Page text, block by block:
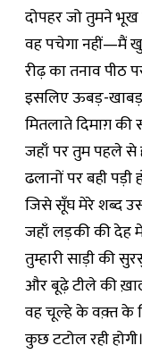
दोपहर जो तुमने
वह पचेगा नहीं—मैं
रीढ़ का तनाव पीठ
इसलिए ऊबड़-
मितलाते दिमाग़
जहाँ पर तुम पहले से
ढलानों पर बही पड़ी
जिसे सूँघ मेरे शब्द
जहाँ लड़की की देह
तुम्हारी साड़ी की
और बूढ़े टीले की
वह चूल्हे के वक़्त के
कुछ टटोल रही होगी।